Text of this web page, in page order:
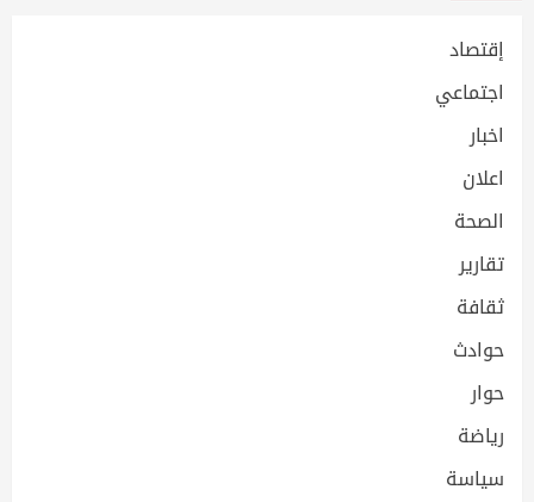
إقتصاد
اجتماعي
اخبار
اعلان
الصحة
تقارير
ثقافة
حوادث
حوار
رياضة
سياسة